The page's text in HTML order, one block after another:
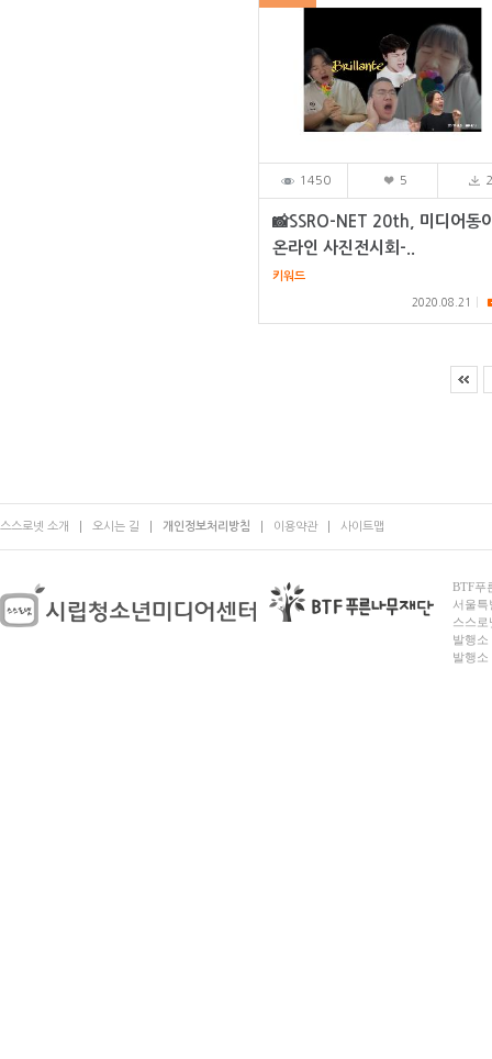
1450 5
📸SSRO-NET 20th, 미디어동
온라인 사진전시회-..
키워드
2020.08.21
스스로넷 소개 오시는 길 개인정보처리방침 이용약관 사이트맵
BTF푸
서울
스스로
발행소
발행소